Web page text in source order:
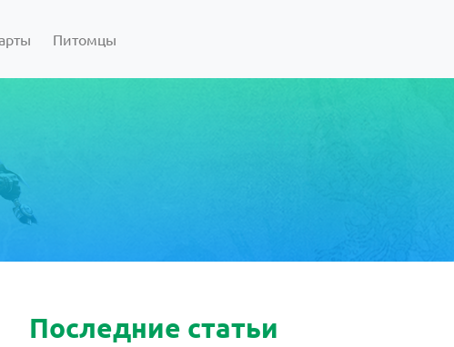
Питомцы
Последние статьи